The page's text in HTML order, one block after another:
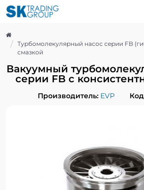
Турбомолекулярный насос серии FB
смазкой
Вакуумный
серии FB с
Производитель: EVP